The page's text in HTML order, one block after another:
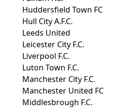
Huddersfield Town FC
Hull City A.F.C.
Leeds United
Leicester City F.C.
Liverpool F.C.
Luton Town F.C.
Manchester City F.C.
Manchester United FC
Middlesbrough F.C.